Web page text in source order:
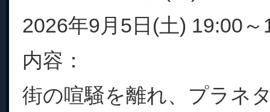
2026年9月5日(土) 19:00～
内容：
街の喧騒を離れ、プラネ